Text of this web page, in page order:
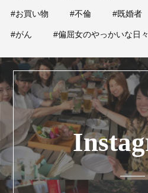
#お買い物 #不倫 #既婚者
#がん #偏屈女のやっかいな日々